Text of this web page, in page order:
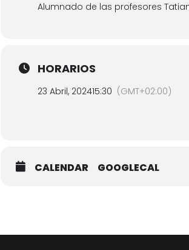
Alumnado de las profesores
HORARIOS
23 Abril, 202415:30 (GMT+02:00)
CALENDAR GOOGLECAL